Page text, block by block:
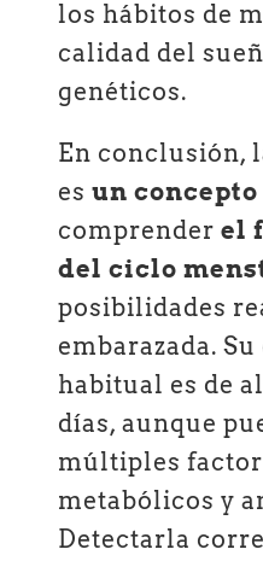
los hábitos de
calidad del
genéticos.
En conclusión,
esun
comprenderel
del ciclo
posibilidades
embarazada.
habitual es de
días, aunque
múltiples
metabólicos y
Detectarla